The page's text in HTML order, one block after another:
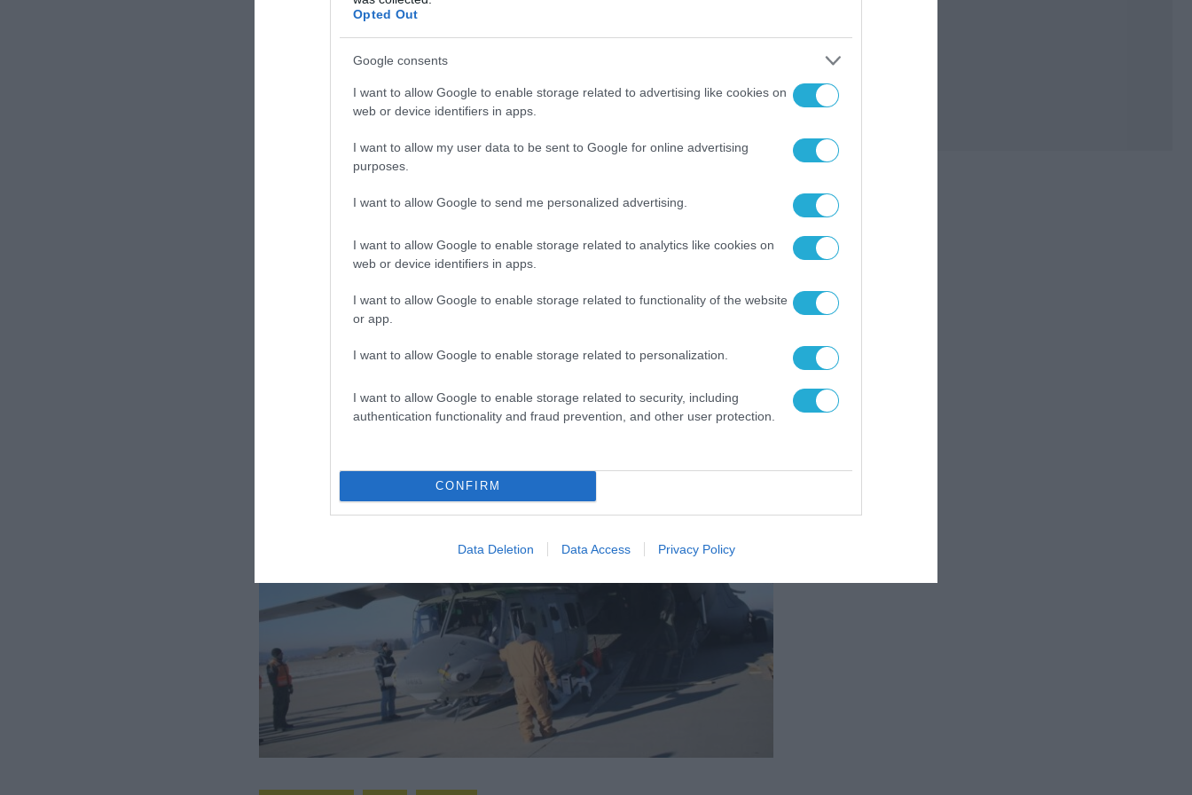
Opted Out
Google consents
I want to allow Google to enable storage related to advertising like cookies on
web or device identifiers in apps.
I want to allow my user data to be sent to Google for online advertising
purposes.
I want to allow Google to send me personalized advertising.
I want to allow Google to enable storage related to analytics like cookies on
web or device identifiers in apps.
I want to allow Google to enable storage related to functionality of the website
or app.
I want to allow Google to enable storage related to personalization.
I want to allow Google to enable storage related to security, including
authentication functionality and fraud prevention, and other user protection.
CONFIRM
Data Deletion Data Access Privacy Policy